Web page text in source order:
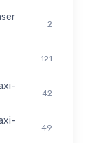
2
121
42
49